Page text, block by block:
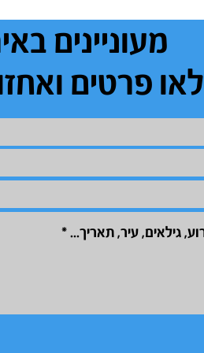
מעוניינים
פרטים